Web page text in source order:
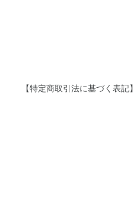
【特定商取引法に基づく表記】